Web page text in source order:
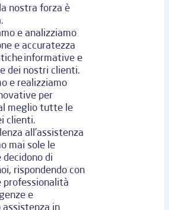
nostra forza è
e analizziamo
e accuratezza
informative e
dei nostri clienti.
e realizziamo
per
meglio tutte le
clienti.
all’assistenza
mai sole le
decidono di
rispondendo con
professionalità
e
in